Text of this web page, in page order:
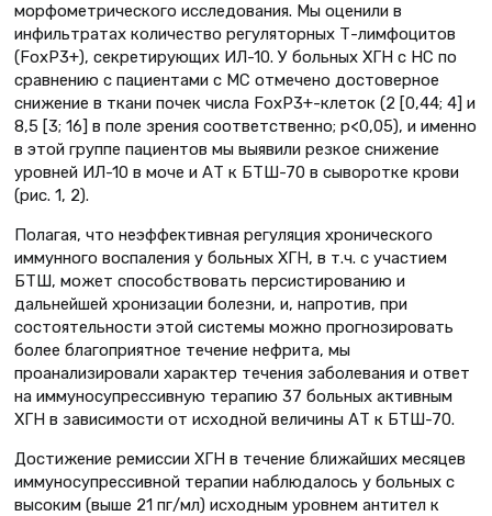
морфометрического исследования. Мы оценили в
инфильтратах количество регуляторных Т-лимфоцитов
(FoxP3+), секретирующих ИЛ-10. У больных ХГН с НС по
сравнению с пациентами с МС отмечено достоверное
снижение в ткани почек числа FoxP3+-клеток (2 [0,44; 4] и
8,5 [3; 16] в поле зрения соответственно; р<0,05), и именно
в этой группе пациентов мы выявили резкое снижение
уровней ИЛ-10 в моче и АТ к БТШ-70 в сыворотке крови
(рис. 1, 2).
Полагая, что неэффективная регуляция хронического
иммунного воспаления у больных ХГН, в т.ч. с участием
БТШ, может способствовать персистированию и
дальнейшей хронизации болезни, и, напротив, при
состоятельности этой системы можно прогнозировать
более благоприятное течение нефрита, мы
проанализировали характер течения заболевания и ответ
на иммуносупрессивную терапию 37 больных активным
ХГН в зависимости от исходной величины АТ к БТШ-70.
Достижение ремиссии ХГН в течение ближайших месяцев
иммуносупрессивной терапии наблюдалось у больных с
высоким (выше 21 пг/мл) исходным уровнем антител к